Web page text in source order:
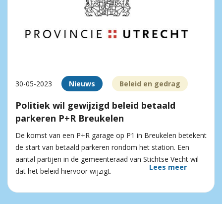
30-05-2023 Nieuws Beleid en gedrag
Politiek wil gewijzigd beleid betaald
parkeren P+R Breukelen
De komst van een P+R garage op P1 in Breukelen betekent
de start van betaald parkeren rondom het station. Een
aantal partijen in de gemeenteraad van Stichtse Vecht wil
dat het beleid hiervoor wijzigt.
Lees meer